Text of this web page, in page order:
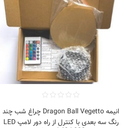
انیمه Dragon Ball Vegetto چراغ شب چند
رنگ سه بعدی با کنترل از راه دور لامپ LED